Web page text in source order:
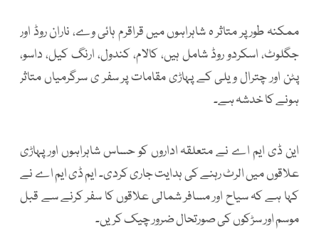
ممکنہ طور پر متاثر ہ شاہراہوں میں قراقرم ہائی وے، ناران روڈ اور
جگلوٹ، اسکردو روڈ شامل ہیں، کالام، کندول، ارنگ کیل، داسو،
پٹن اور چترال ویلی کے پہاڑی مقامات پر سفر ی سرگرمیاں متاثر
ہونے کا خدشہ ہے۔
این ڈی ایم اے نے متعلقہ اداروں کو حساس شاہراہوں اور پہاڑی
علاقوں میں الرٹ رہنے کی ہدایت جاری کردی۔ ایم ڈی ایم اے نے
کہا ہے کہ سیاح اور مسافر شمالی علاقوں کا سفر کرنے سے قبل
موسم اور سڑکوں کی صورتحال ضرور چیک کریں۔